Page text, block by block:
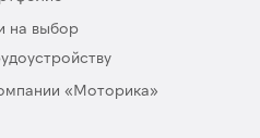
«Моторика»
на выбор